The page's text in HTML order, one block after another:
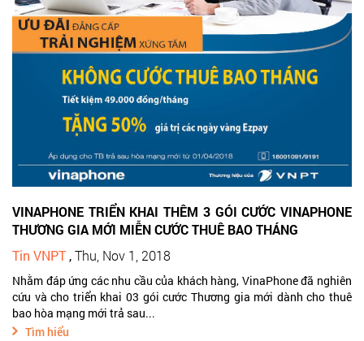
VINAPHONE TRIỂN KHAI THÊM 3 GÓI CƯỚC VINAPHONE
THƯƠNG GIA MỚI MIỄN CƯỚC THUÊ BAO THÁNG
Tin VNPT,Thu, Nov 1, 2018
Nhằm đáp ứng các nhu cầu của khách hàng, VinaPhone đã nghiên
cứu và cho triển khai 03 gói cước Thương gia mới dành cho thuê
bao hòa mạng mới trả sau...
Tìm hiểu